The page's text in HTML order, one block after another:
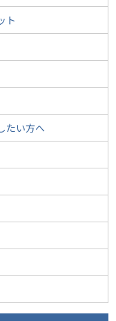
ト
たい方へ